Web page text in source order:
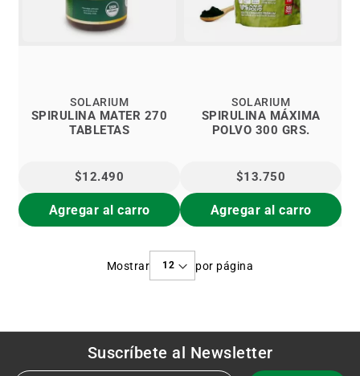
SPIRULINA MATER 270
TABLETAS
SOLARIUM
$12.490
Agregar al carro
SPIRULINA MÁXIMA
POLVO 300 GRS.
SOLARIUM
$13.750
Agregar al carro
Mostrar por página
Suscríbete al Newsletter